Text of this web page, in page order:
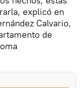
explicó en
Calvario,
de